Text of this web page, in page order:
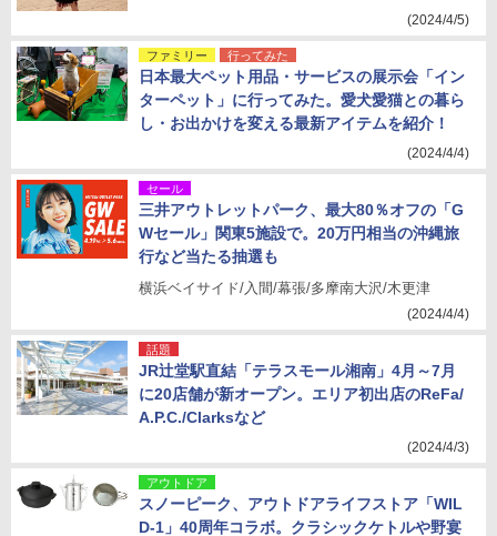
(2024/4/5)
ファミリー 行ってみた
日本最大ペット用品・サービスの展示会「イン
ターペット」に行ってみた。愛犬愛猫との暮ら
し・お出かけを変える最新アイテムを紹介！
(2024/4/4)
セール
三井アウトレットパーク、最大80％オフの「G
Wセール」関東5施設で。20万円相当の沖縄旅
行など当たる抽選も
横浜ベイサイド/入間/幕張/多摩南大沢/木更津
(2024/4/4)
話題
JR辻堂駅直結「テラスモール湘南」4月～7月
に20店舗が新オープン。エリア初出店のReFa/
A.P.C./Clarksなど
(2024/4/3)
アウトドア
スノーピーク、アウトドアライフストア「WIL
D-1」40周年コラボ。クラシックケトルや野宴